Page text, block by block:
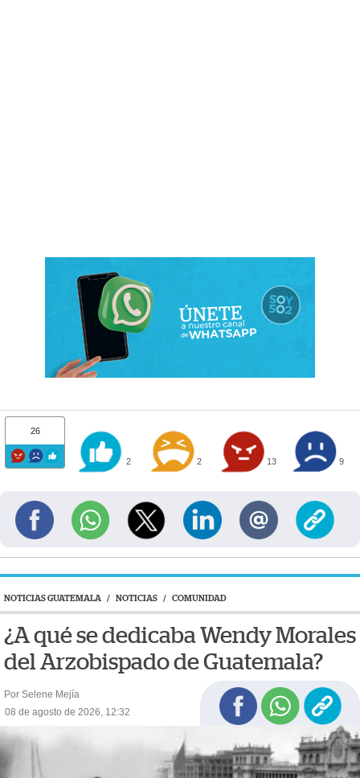
26
2 2 13 9
NOTICIAS GUATEMALA / NOTICIAS / COMUNIDAD
¿A qué se dedicaba Wendy Morales
del Arzobispado de Guatemala?
Por Selene Mejía
08 de agosto de 2026, 12:32